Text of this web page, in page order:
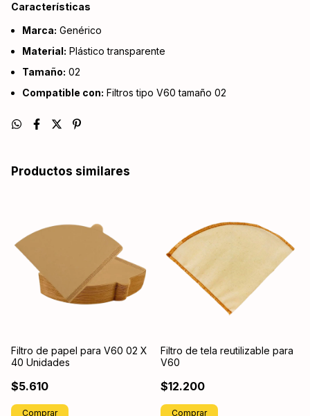
Características
Marca: Genérico
Material: Plástico transparente
Tamaño: 02
Compatible con: Filtros tipo V60 tamaño 02
Productos similares
Filtro de papel para V60 02 X
40 Unidades
$5.610
Filtro de tela reutilizable para
V60
$12.200